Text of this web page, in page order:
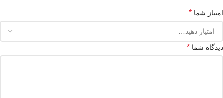
امتیاز شما *
دیدگاه شما *